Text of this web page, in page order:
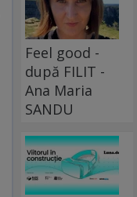
Feel good -
după FILIT -
Ana Maria
SANDU